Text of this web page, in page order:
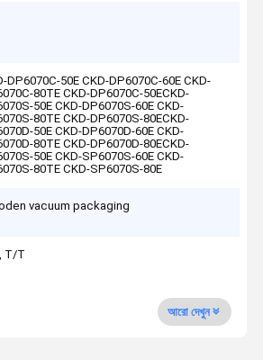
DP6070C-50E CKD-DP6070C-60E CKD-
80TE CKD-DP6070C-50ECKD-
50E CKD-DP6070S-60E CKD-
80TE CKD-DP6070S-80ECKD-
50E CKD-DP6070D-60E CKD-
80TE CKD-DP6070D-80ECKD-
50E CKD-SP6070S-60E CKD-
80TE CKD-SP6070S-80E
vacuum packaging
T/T
আরো দেখুন